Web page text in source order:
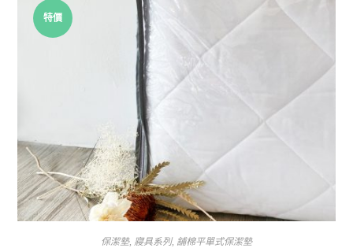
特價
保潔墊, 寢具系列, 舖棉平單式保潔墊